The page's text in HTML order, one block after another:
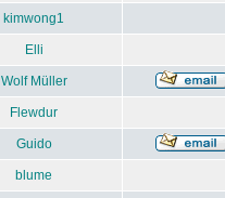
kimwong1
Elli
Wolf Müller
Flewdur
Guido
blume